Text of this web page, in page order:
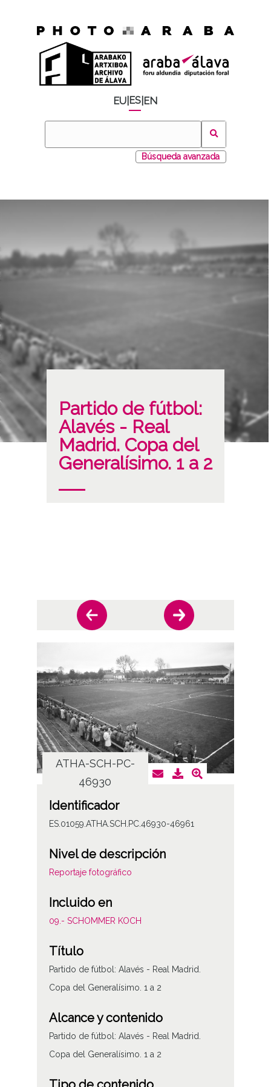
EU ES EN
Búsqueda avanzada
Partido de fútbol:
Alavés - Real
Madrid. Copa del
Generalísimo. 1 a 2
ATHA-SCH-PC-
46930
Identificador
ES.01059.ATHA.SCH.PC.46930-46961
Nivel de descripción
Reportaje fotográfico
Incluido en
09.- SCHOMMER KOCH
Título
Partido de fútbol: Alavés - Real Madrid.
Copa del Generalísimo. 1 a 2
Alcance y contenido
Partido de fútbol: Alavés - Real Madrid.
Copa del Generalísimo. 1 a 2